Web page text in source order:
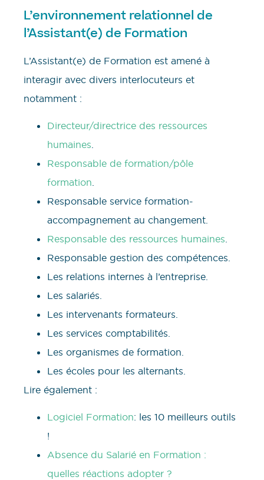
L’environnement relationnel de
l’Assistant(e) de Formation
L’Assistant(e) de Formation est amené à
interagir avec divers interlocuteurs et
notamment :
Directeur/directrice des ressources
humaines
Responsable de formation/pôle
formation
Responsable service formation-
accompagnement au changement.
Responsable des ressources humaines
Responsable gestion des compétences.
Les relations internes à l’entreprise.
Les salariés.
Les intervenants formateurs.
Les services comptabilités.
Les organismes de formation.
Les écoles pour les alternants.
Lire également :
Logiciel Formation: les 10 meilleurs outils
!
Absence du Salarié en Formation :
quelles réactions adopter ?